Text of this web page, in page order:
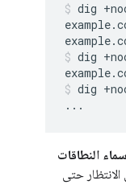
dig +
example.
example.
dig +
example.
dig +
...
النطاقات
حتى